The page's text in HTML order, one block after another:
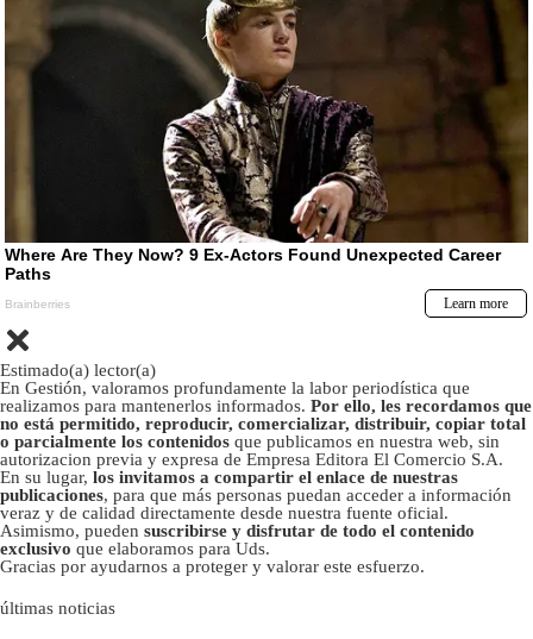
Estimado(a) lector(a)
En Gestión, valoramos profundamente la labor periodística que
realizamos para mantenerlos informados. Por ello, les recordamos que
no está permitido, reproducir, comercializar, distribuir, copiar total
o parcialmente los contenidos que publicamos en nuestra web, sin
autorizacion previa y expresa de Empresa Editora El Comercio S.A.
En su lugar, los invitamos a compartir el enlace de nuestras
publicaciones, para que más personas puedan acceder a información
veraz y de calidad directamente desde nuestra fuente oficial.
Asimismo, pueden suscribirse y disfrutar de todo el contenido
exclusivo que elaboramos para Uds.
Gracias por ayudarnos a proteger y valorar este esfuerzo.
últimas noticias